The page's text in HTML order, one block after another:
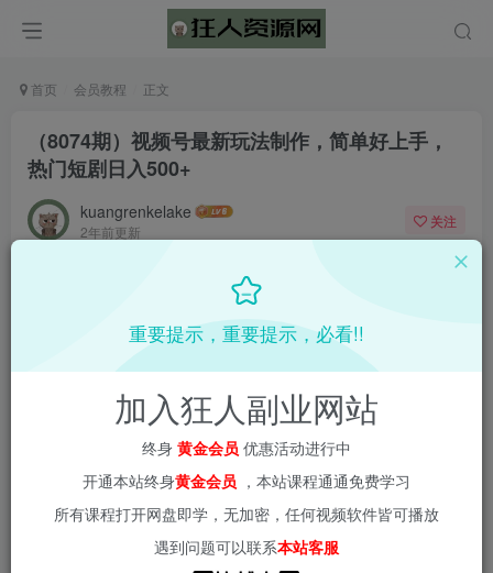
首页 会员教程 正文
（8074期）视频号最新玩法制作，简单好上手，
热门短剧日入500+
kuangrenkelake
2年前更新
关注
重要提示，重要提示，必看!!
加入狂人副业网站
终身 黄金会员 优惠活动进行中
开通本站终身黄金会员 ，本站课程通通免费学习
所有课程打开网盘即学，无加密，任何视频软件皆可播放
遇到问题可以联系本站客服